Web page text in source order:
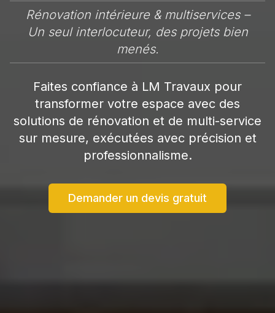
Rénovation intérieure & multiservices –
Un seul interlocuteur, des projets bien
menés.
Faites confiance à LM Travaux pour
transformer votre espace avec des
solutions de rénovation et de multi-service
sur mesure, exécutées avec précision et
professionnalisme.
Demander un devis gratuit